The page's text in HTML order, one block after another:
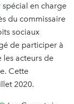
en charge
du commissaire
sociaux
de participer à
les acteurs de
Cette
2020.